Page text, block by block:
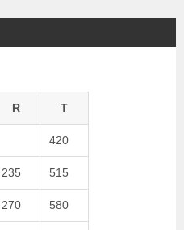
R T
420
235 515
270 580